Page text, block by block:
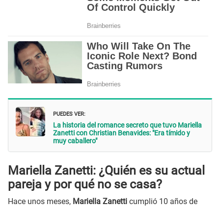
PUEDES VER:
La historia del romance secreto que tuvo Mariella
Zanetti con Christian Benavides: "Era tímido y
muy caballero"
Mariella Zanetti: ¿Quién es su actual
pareja y por qué no se casa?
Hace unos meses, Mariella Zanetti cumplió 10 años de